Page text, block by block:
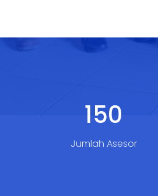
193
Jumlah Asesor